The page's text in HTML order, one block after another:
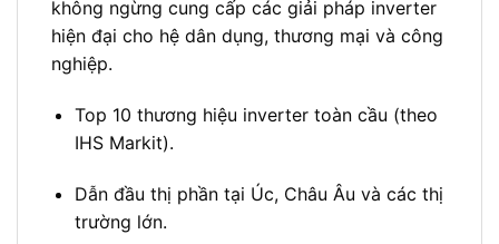
không ngừng cung cấp các giải pháp inverter
hiện đại cho hệ dân dụng, thương mại và công
nghiệp.
Top 10 thương hiệu inverter toàn cầu (theo
IHS Markit).
Dẫn đầu thị phần tại Úc, Châu Âu và các thị
trường lớn.